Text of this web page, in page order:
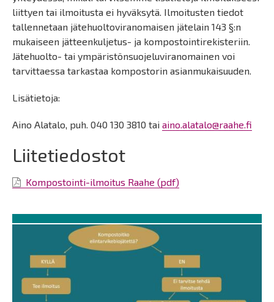
liittyen tai ilmoitusta ei hyväksytä. Ilmoitusten tiedot
tallennetaan jätehuoltoviranomaisen jätelain 143 §:n
mukaiseen jätteenkuljetus- ja kompostointirekisteriin.
Jätehuolto- tai ympäristönsuojeluviranomainen voi
tarvittaessa tarkastaa kompostorin asianmukaisuuden.
Lisätietoja:
Aino Alatalo, puh. 040 130 3810 tai aino.alatalo@raahe.fi
Liitetiedostot
Kompostointi-ilmoitus Raahe (pdf)